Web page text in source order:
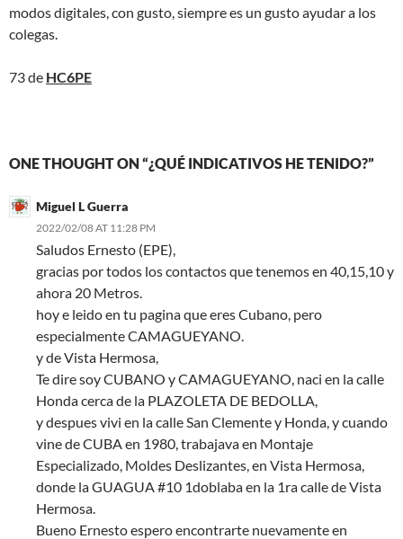
modos digitales, con gusto, siempre es un gusto ayudar a los
colegas.
73 de HC6PE
ONE THOUGHT ON “¿QUÉ INDICATIVOS HE TENIDO?”
Miguel L Guerra
2022/02/08 AT 11:28 PM
Saludos Ernesto (EPE),
gracias por todos los contactos que tenemos en 40,15,10 y
ahora 20 Metros.
hoy e leido en tu pagina que eres Cubano, pero
especialmente CAMAGUEYANO.
y de Vista Hermosa,
Te dire soy CUBANO y CAMAGUEYANO, naci en la calle
Honda cerca de la PLAZOLETA DE BEDOLLA,
y despues vivi en la calle San Clemente y Honda, y cuando
vine de CUBA en 1980, trabajava en Montaje
Especializado, Moldes Deslizantes, en Vista Hermosa,
donde la GUAGUA #10 1doblaba en la 1ra calle de Vista
Hermosa.
Bueno Ernesto espero encontrarte nuevamente en